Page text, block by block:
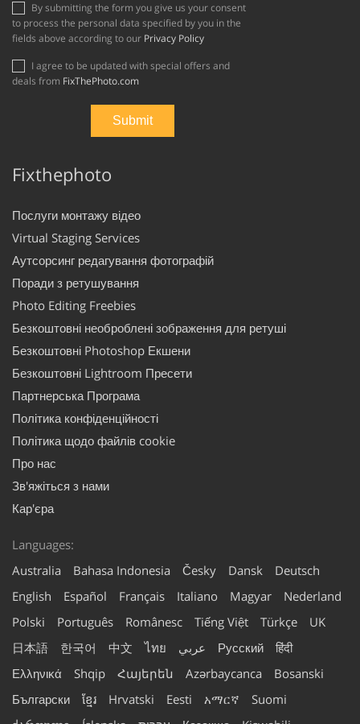
to process the personal data specified by you in the
fields above according to our Privacy Policy
deals from FixThePhoto.com
Fixthephoto
Послуги монтажу відео
Virtual Staging Services
Аутсорсинг редагування фотографій
Поради з ретушування
Photo Editing Freebies
Безкоштовні необроблені зображення для ретуші
Безкоштовні Photoshop Екшени
Безкоштовні Lightroom Пресети
Партнерська Програма
Політика конфіденційності
Політика щодо файлів cookie
Про нас
Зв'яжіться з нами
Кар'єра
Languages:
Australia
Bahasa Indonesia Česky Dansk
Deutsch
English
Español Français Italiano Magyar
Nederland
Polski
Português Românesc Tiếng Việt Türkçe
UK
日本語
한국어 中文 ไทย عربي Русский
हिंदी
Ελληνικά
Shqip Հայերեն Azərbaycanca
Bosanski
Български
ខ្មែរ Hrvatski Eesti አማርኛ
Suomi